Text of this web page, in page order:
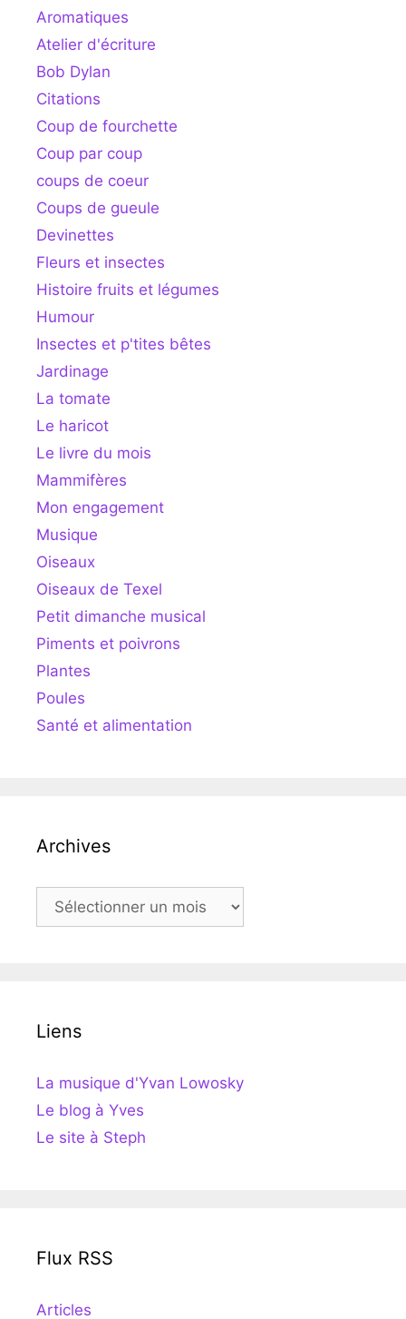
Aromatiques
Atelier d'écriture
Bob Dylan
Citations
Coup de fourchette
Coup par coup
coups de coeur
Coups de gueule
Devinettes
Fleurs et insectes
Histoire fruits et légumes
Humour
Insectes et p'tites bêtes
Jardinage
La tomate
Le haricot
Le livre du mois
Mammifères
Mon engagement
Musique
Oiseaux
Oiseaux de Texel
Petit dimanche musical
Piments et poivrons
Plantes
Poules
Santé et alimentation
Archives
Archives
Liens
La musique d'Yvan Lowosky
Le blog à Yves
Le site à Steph
Flux RSS
Articles